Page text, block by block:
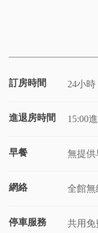
訂房時間 24小時
進退房時間 15:00
早餐 無提供
網絡 全館無
停車服務 共用免